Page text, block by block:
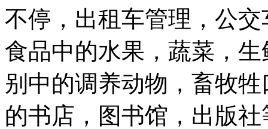
不停，出租车管理，公
食品中的水果，蔬菜，
别中的调养动物，畜牧
的书店，图书馆，出版